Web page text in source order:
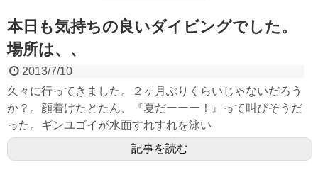
本日も気持ちの良いダイビングでした。
場所は、、
2013/7/10
久々に行ってきました。２ヶ月ぶりくらいじゃないだろう
か？。顔着けたとたん、『夏だーーー！』って叫びそうだ
った。ギンユゴイが水面すれすれを泳い
記事を読む